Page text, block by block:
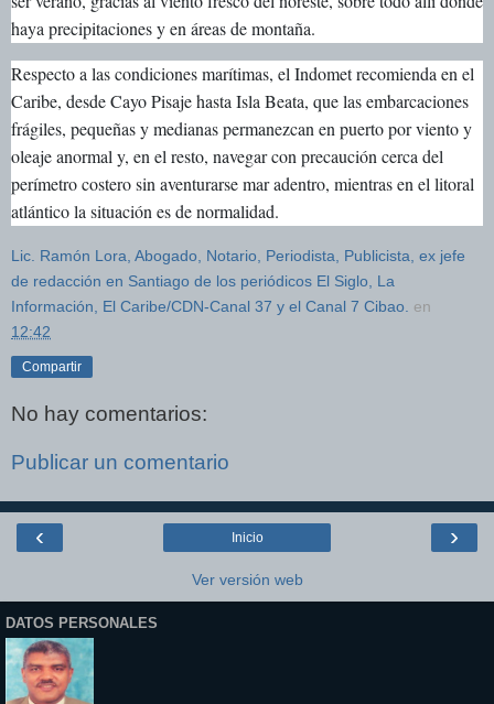
haya precipitaciones y en áreas de montaña.
Respecto a las condiciones marítimas, el Indomet recomienda en el
Caribe, desde Cayo Pisaje hasta Isla Beata, que las embarcaciones
frágiles, pequeñas y medianas permanezcan en puerto por viento y
oleaje anormal y, en el resto, navegar con precaución cerca del
perímetro costero sin aventurarse mar adentro, mientras en el litoral
atlántico la situación es de normalidad.
Lic. Ramón Lora, Abogado, Notario, Periodista, Publicista, ex jefe
de redacción en Santiago de los periódicos El Siglo, La
Información, El Caribe/CDN-Canal 37 y el Canal 7 Cibao. en
12:42
Compartir
No hay comentarios:
Publicar un comentario
‹ ›
Inicio
Ver versión web
DATOS PERSONALES